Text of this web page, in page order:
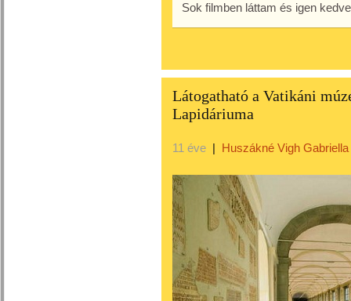
Sok filmben láttam és igen
Látogatható a Vatikáni
Lapidáriuma
11 éve | Huszákné Vigh Gabriella